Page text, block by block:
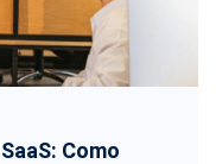
Como